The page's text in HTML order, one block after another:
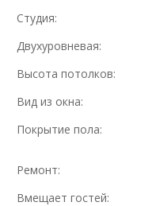
Студия:
Двухуровневая:
Высота потолков:
Вид из окна:
Покрытие пола:
Ремонт:
Вмещает гостей: